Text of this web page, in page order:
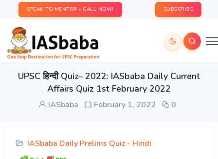
SPEAK TO MENTOR - CALL NOW! SUBSCRIBE
UPSC हिन्दी Quiz– 2022: IASbaba Daily Current
Affairs Quiz 1st February 2022
IASbaba February 1, 2022 0
IASbaba Daily Prelims Quiz - Hindi